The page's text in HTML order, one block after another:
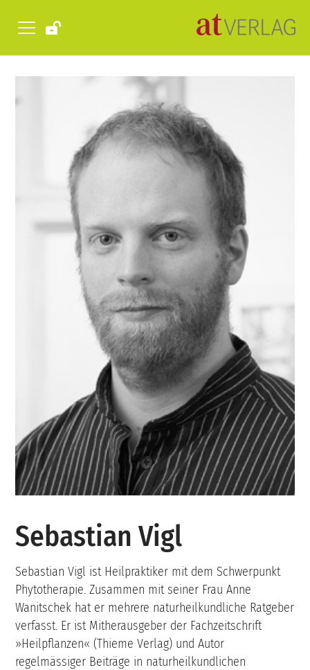
Sebastian Vigl
Sebastian Vigl ist Heilpraktiker mit dem Schwerpunkt
Phytotherapie. Zusammen mit seiner Frau Anne
Wanitschek hat er mehrere naturheilkundliche Ratgeber
verfasst. Er ist Mitherausgeber der Fachzeitschrift
»Heilpflanzen« (Thieme Verlag) und Autor
regelmässiger Beiträge in naturheilkundlichen